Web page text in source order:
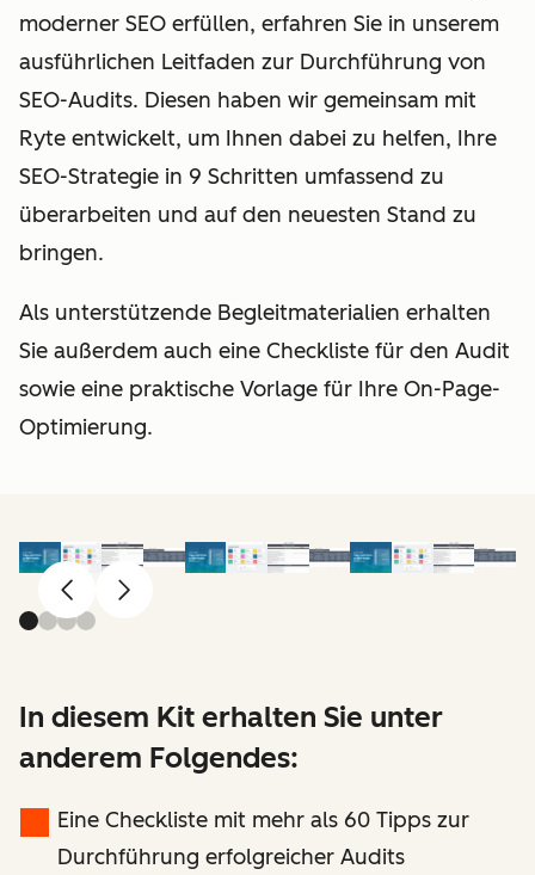
moderner SEO erfüllen, erfahren Sie in unserem
ausführlichen Leitfaden zur Durchführung von
SEO-Audits. Diesen haben wir gemeinsam mit
Ryte entwickelt, um Ihnen dabei zu helfen, Ihre
SEO-Strategie in 9 Schritten umfassend zu
überarbeiten und auf den neuesten Stand zu
bringen.
Als unterstützende Begleitmaterialien erhalten
Sie außerdem auch eine Checkliste für den Audit
sowie eine praktische Vorlage für Ihre On-Page-
Optimierung.
ZurückWeiter
In diesem Kit erhalten Sie unter
anderem Folgendes:
Eine Checkliste mit mehr als 60 Tipps zur
Durchführung erfolgreicher Audits